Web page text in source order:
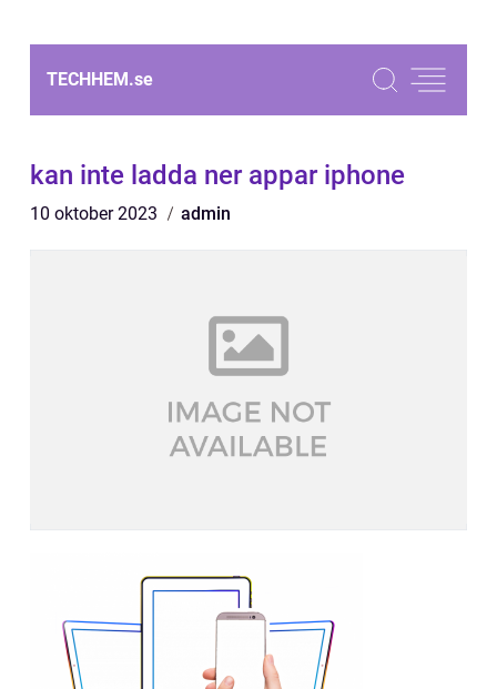
TECHHEM.se
kan inte ladda ner appar iphone
10 oktober 2023 admin